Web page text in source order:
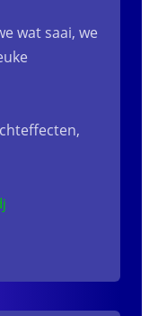
wat saai, we